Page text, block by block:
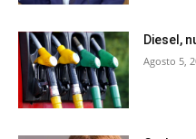
Diesel,
Agosto 5,